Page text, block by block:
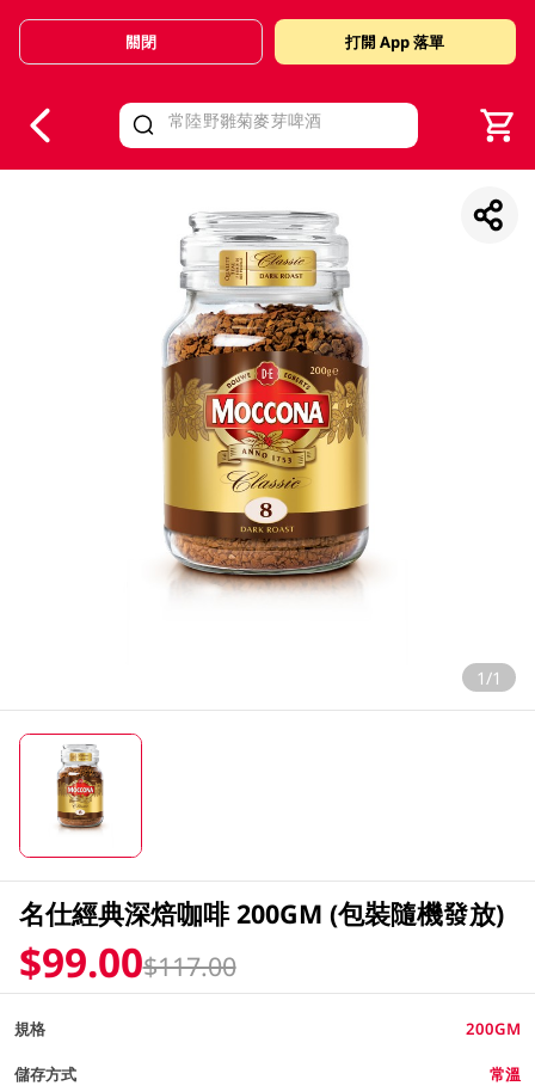
Valid Until 30 June 2026
關閉 打開 App 落單
1/1
名仕經典深焙咖啡 200GM (包裝隨機發放)
$99.00$117.00
規格 200GM
儲存方式 常溫